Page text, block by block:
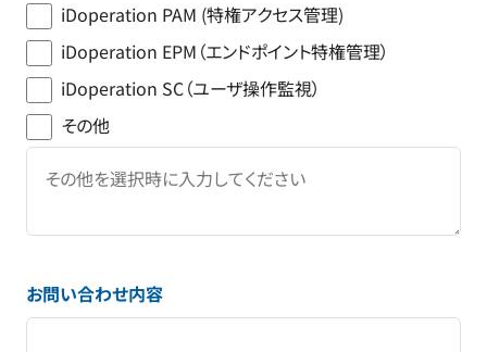
iDoperation PAM (特権アクセス管理)
iDoperation EPM（エンドポイント特権管理）
iDoperation SC（ユーザ操作監視）
その他
お問い合わせ内容